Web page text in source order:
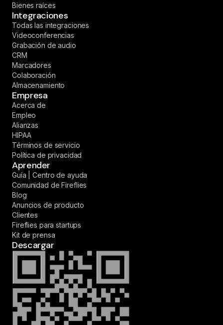
Bienes raíces
Integraciones
Todas las integraciones
Videoconferencias
Grabación de audio
CRM
Marcadores
Colaboración
Almacenamiento
Empresa
Acerca de
Empleo
Alianzas
HIPAA
Términos de servicio
Política de privacidad
Aprender
Guía | Centro de ayuda
Comunidad de Fireflies
Blog
Anuncios de producto
Clientes
Fireflies para startups
Kit de prensa
Descargar